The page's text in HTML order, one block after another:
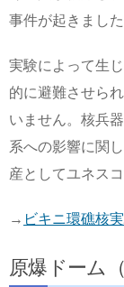
事件が起きました
実験によって生
的に避難させら
いません。核兵
系への影響に関
産としてユネス
→ ビキニ環礁核
原爆ドーム